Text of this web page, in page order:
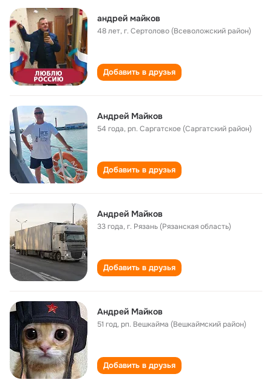
андрей майков
48 лет,г. Сертолово (Всеволожский район)
Добавить в друзья
Андрей Майков
54 года,рп. Саргатское (Саргатский район)
Добавить в друзья
Андрей Майков
33 года,г. Рязань (Рязанская область)
Добавить в друзья
Андрей Майков
51 год,рп. Вешкайма (Вешкаймский район)
Добавить в друзья